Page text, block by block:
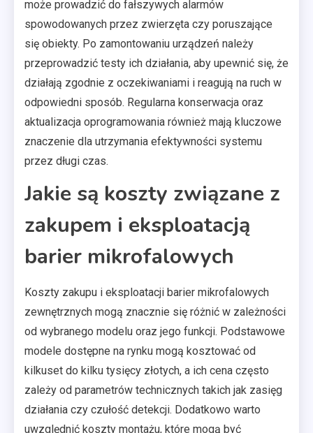
może prowadzić do fałszywych alarmów
spowodowanych przez zwierzęta czy poruszające
się obiekty. Po zamontowaniu urządzeń należy
przeprowadzić testy ich działania, aby upewnić się, że
działają zgodnie z oczekiwaniami i reagują na ruch w
odpowiedni sposób. Regularna konserwacja oraz
aktualizacja oprogramowania również mają kluczowe
znaczenie dla utrzymania efektywności systemu
przez długi czas.
Jakie są koszty związane z
zakupem i eksploatacją
barier mikrofalowych
Koszty zakupu i eksploatacji barier mikrofalowych
zewnętrznych mogą znacznie się różnić w zależności
od wybranego modelu oraz jego funkcji. Podstawowe
modele dostępne na rynku mogą kosztować od
kilkuset do kilku tysięcy złotych, a ich cena często
zależy od parametrów technicznych takich jak zasięg
działania czy czułość detekcji. Dodatkowo warto
uwzględnić koszty montażu, które mogą być